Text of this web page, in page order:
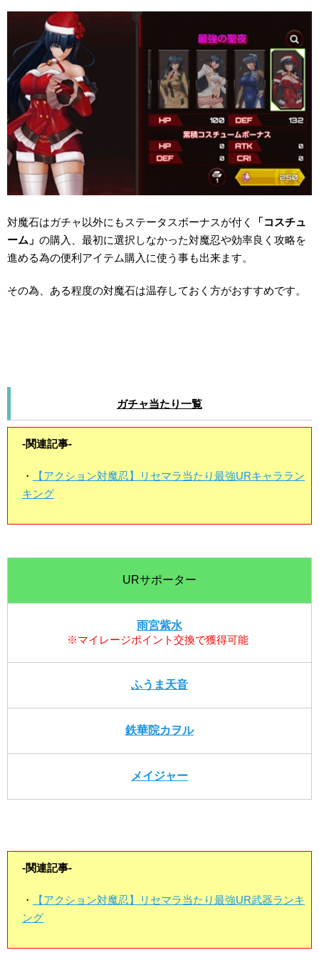
対魔石はガチャ以外にもステータスボーナスが付く
「コスチュ
ーム」 の購入、最初に選択しなかった対魔忍や効率良く攻略を
進める為の便利アイテム購入に使う事も出来ます。
その為、ある程度の対魔石は温存しておく方がおすすめです。
ガチャ当たり一覧
-関連記事-
・
【アクション対魔忍】リセマラ当たり最強URキャララン
キング
URサポーター
雨宮紫水
※マイレージポイント交換で獲得可能
ふうま天音
鉄華院カヲル
メイジャー
-関連記事-
・
【アクション対魔忍】リセマラ当たり最強UR武器ランキ
ング